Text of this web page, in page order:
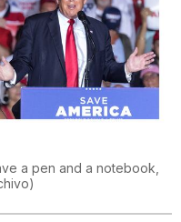
a pen and a notebook,
)